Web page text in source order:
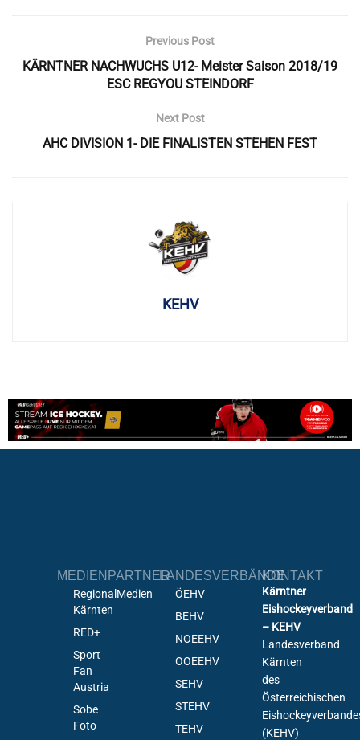
Previous Post
KÄRNTNER NACHWUCHS U12- Meister Saison 2018/19
ESC REGYOU STEINDORF
Next Post
AHC DIVISION 1- DIE FINALISTEN STEHEN FEST
KEHV
MEDIENPARTNER
RegionalMedien
Kärnten
RED+
Sport
Fan
Austria
Sobe
Foto
LANDESVERBÄNDE
ÖEHV
BEHV
NOEEHV
OOEEHV
SEHV
STEHV
TEHV
KONTAKT
Kärntner
Eishockeyverband
– KEHV
Landesverband
Kärnten
des
Österreichischen
(KEHV)